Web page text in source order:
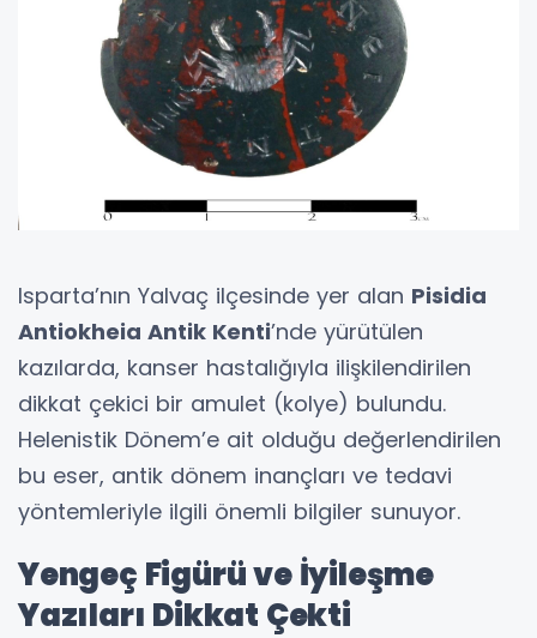
Isparta’nın Yalvaç ilçesinde yer alan Pisidia
Antiokheia Antik Kenti’nde yürütülen
kazılarda, kanser hastalığıyla ilişkilendirilen
dikkat çekici bir amulet (kolye) bulundu.
Helenistik Dönem’e ait olduğu değerlendirilen
bu eser, antik dönem inançları ve tedavi
yöntemleriyle ilgili önemli bilgiler sunuyor.
Yengeç Figürü ve İyileşme
Yazıları Dikkat Çekti